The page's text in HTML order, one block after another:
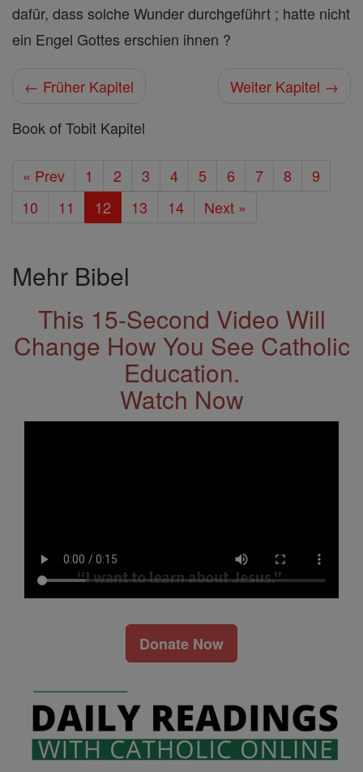
dafür, dass solche Wunder durchgeführt ; hatte nicht
ein Engel Gottes erschien ihnen ?
← Früher Kapitel
Weiter Kapitel →
Book of Tobit Kapitel
« Prev 1 2 3 4 5 6 7 8
9
10
11 12 13 14 Next »
Mehr Bibel
This 15-Second Video Will
Change How You See Catholic
Education.
Watch Now
Donate Now